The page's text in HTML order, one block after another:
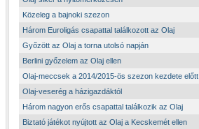
Közeleg a bajnoki szezon
Három Euroligás csapattal találkozott az Olaj
Győzött az Olaj a torna utolsó napján
Berlini győzelem az Olaj ellen
Olaj-meccsek a 2014/2015-ös szezon kezdete előtt
Olaj-veserég a házigazdáktól
Három nagyon erős csapattal találkozik az Olaj
Biztató játékot nyújtott az Olaj a Kecskemét ellen